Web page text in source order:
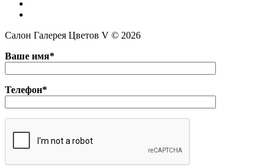
Салон Галерея Цветов V © 2026
Ваше имя*
Телефон*